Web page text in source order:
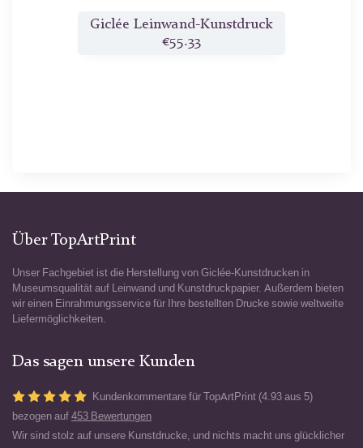
Giclée Leinwand-Kunstdruck
€55.33
Über TopArtPrint
Unser Fachgebiet ist die Herstellung von Giclée-Kunstdrucken in
Museumsqualität auf Leinwand und Kunstdruckpapier. Außerdem bieten
wir einen Einrahmungsservice für Ihre bestellten Drucke sowie weltweite
Liefermöglichkeiten.
Das sagen unsere Kunden
Kundenkommentare für TopArtPrint (4.93 aus 5)
bezogen auf 453 Bewertungen
Wir sind stolz auf unsere Kunstdrucke, und nichts macht uns glücklicher